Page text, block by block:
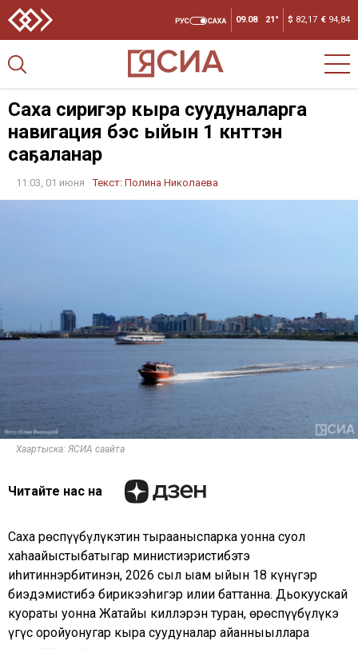
09.08 21° $ 82,17 € 94,84
Саха сиригэр кыра суудуналарга
навигация бэс ыйын 1 күнүттэн
саҕаланар
11:03, 01 июня Текст: Полина Николаева
Хаартыска: ЯСИА саайта
Читайте нас на
Саха Өрөспүүбүлүкэтин тырааныспарка уонна суол
хаһаайыстыбатыгар министиэристибэтэ
иһитиннэрбитинэн, 2026 сыл ыам ыйын 18 күнүгэр
биэдэмистибэ бирикээһигэр илии баттанна. Дьокуускай
куораты уонна Жатайы киллэрэн туран, өрөспүүбүлүкэ
үгүс оройуонугар кыра суудуналар айанныыллара